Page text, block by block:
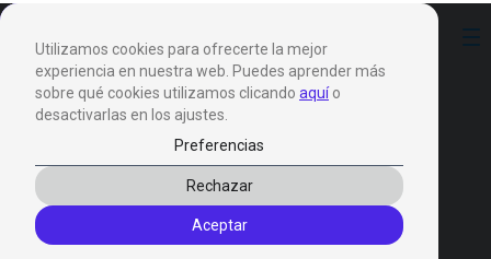
Utilizamos cookies para ofrecerte la mejor
experiencia en nuestra web. Puedes aprender más
sobre qué cookies utilizamos clicando aquío
desactivarlas en los ajustes.
Preferencias
Rechazar
Aceptar
Invox Dictation
Invox Genesis